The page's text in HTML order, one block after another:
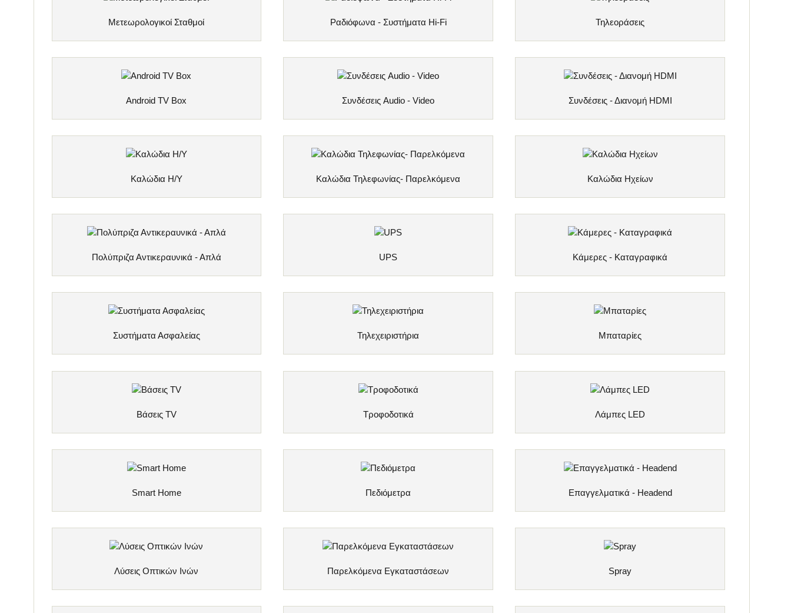
Μετεωρολογικοί Σταθμοί Ραδιόφωνα - Συστήματα Hi-Fi Τηλεοράσεις
Android TV Box Συνδέσεις Audio - Video Συνδέσεις - Διανομή HDMI
Καλώδια Η/Υ Kαλώδια Τηλεφωνίας- Παρελκόμενα Καλώδια Ηχείων
Πολύπριζα Αντικεραυνικά - Απλά UPS Κάμερες - Καταγραφικά
Συστήματα Ασφαλείας Τηλεχειριστήρια Μπαταρίες
Bάσεις TV Τροφοδοτικά Λάμπες LED
Smart Home Πεδιόμετρα Επαγγελματικά - Headend
Λύσεις Οπτικών Ινών Παρελκόμενα Εγκαταστάσεων Spray